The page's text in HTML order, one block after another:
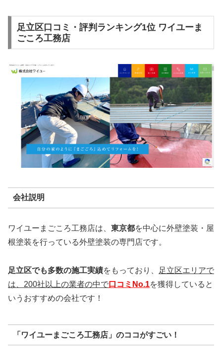
足立区口コミ・評判ランキング1位 ワイユーま
ごころ工務店
会社説明
ワイユーまごころ工務店は、 東京都を中心に外壁塗装・屋
根塗装を行っている外壁塗装の専門店です。
足立区でも多数の施工実績をもっており、
足立区エリアで
は、200社以上の業者の中で口コミNo.1を獲得していると
いうおすすめの会社です！
「ワイユーまごころ工務店」のココがすごい！